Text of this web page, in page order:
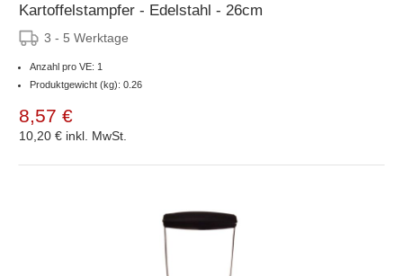
Kartoffelstampfer - Edelstahl - 26cm
3 - 5 Werktage
Anzahl pro VE: 1
Produktgewicht (kg): 0.26
8,57 €
10,20 € inkl. MwSt.